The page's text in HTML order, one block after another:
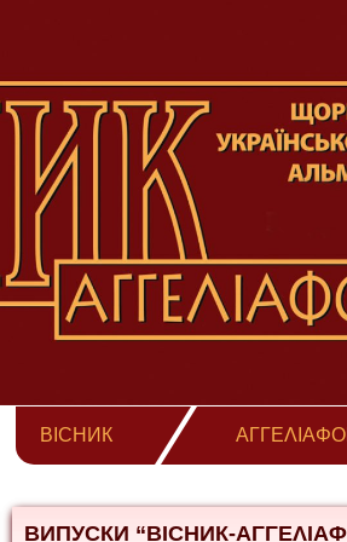
ВІСНИК
ВИПУСКИ “ВІСНИК-